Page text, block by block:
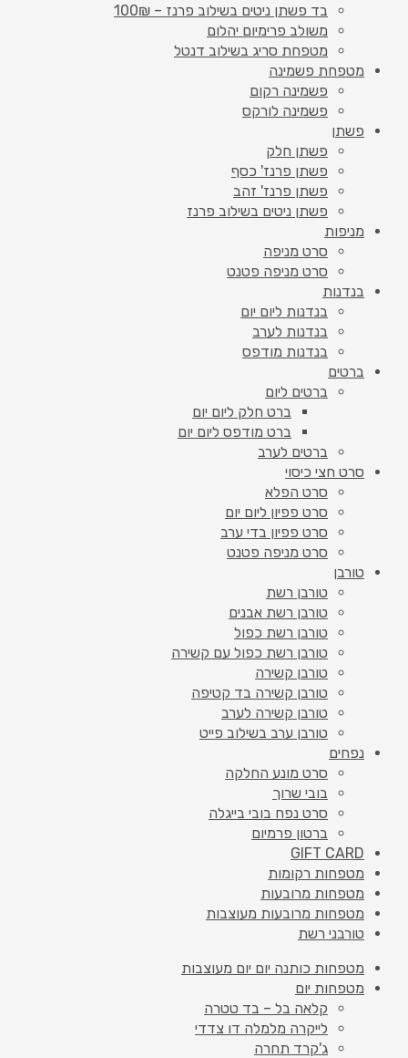
בד פשתן ניטים בשילוב פרנז – 100₪
משולב פרימיום יהלום
מטפחת סריג בשילוב דנטל
מטפחת פשמינה
פשמינה רקום
פשמינה לורקס
פשתן
פשתן חלק
פשתן פרנז' כסף
פשתן פרנז' זהב
פשתן ניטים בשילוב פרנז
מניפות
סרט מניפה
סרט מניפה פטנט
בנדנות
בנדנות ליום יום
בנדנות לערב
בנדנות מודפס
ברטים
ברטים ליום
ברט חלק ליום יום
ברט מודפס ליום יום
ברטים לערב
סרט חצי כיסוי
סרט הפלא
סרט פפיון ליום יום
סרט פפיון בדי ערב
סרט מניפה פטנט
טורבן
טורבן רשת
טורבן רשת אבנים
טורבן רשת כפול
טורבן רשת כפול עם קשירה
טורבן קשירה
טורבן קשירה בד קטיפה
טורבן קשירה לערב
טורבן ערב בשילוב פייט
נפחים
סרט מונע החלקה
בובי שרוך
סרט נפח בובי בייגלה
ברטון פרמיום
GIFT CARD
מטפחות רקומות
מטפחות מרובעות
מטפחות מרובעות מעוצבות
טורבני רשת
מטפחות כותנה יום יום מעוצבות
מטפחות יום
קלאה בל – בד טטרה
לייקרה מלמלה דו צדדי
ג'קרד תחרה